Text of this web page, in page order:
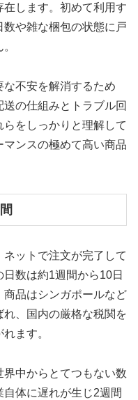
します。初めて利用す
や雑な梱包の状態に戸
不安を解消するため
の仕組みとトラブル回
をしっかりと理解して
ンスの極めて高い商品
ネットで注文が完了して
数は約1週間から10日
品はシンガポールなど
、国内の厳格な税関を
ます。
中からとてつもない数
体に遅れが生じ2週間